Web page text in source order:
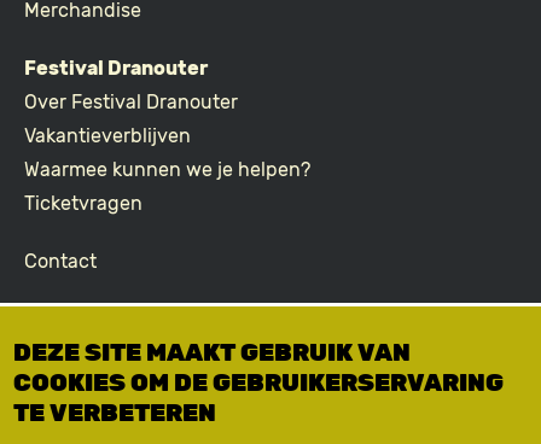
Merchandise
Festival Dranouter
Over Festival Dranouter
Vakantieverblijven
Waarmee kunnen we je helpen?
Ticketvragen
Contact
Podcast
Facebook
Instagram
DEZE SITE MAAKT GEBRUIK VAN
COOKIES OM DE GEBRUIKERSERVARING
TE VERBETEREN